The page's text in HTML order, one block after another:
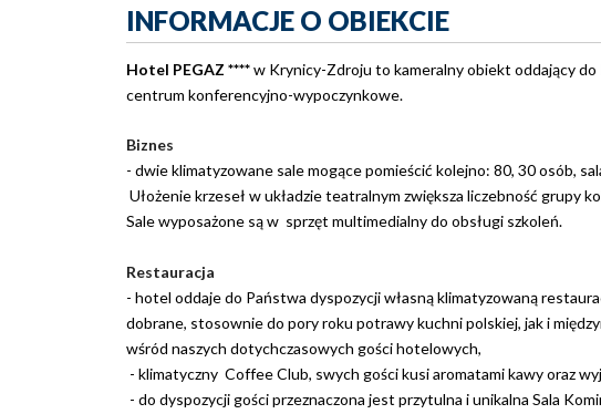
INFORMACJE O OBIEKCIE
Hotel PEGAZ ****w Krynicy-Zdroju to kameralny obiekt oddający
centrum konferencyjno-wypoczynkowe.
Biznes
- dwie klimatyzowane sale mogące pomieścić kolejno: 80, 30 osób,
Ułożenie krzeseł w układzie teatralnym zwiększa liczebność grupy
Sale wyposażone są w sprzęt multimedialny do obsługi szkoleń.
Restauracja
- hotel oddaje do Państwa dyspozycji własną klimatyzowaną
dobrane, stosownie do pory roku potrawy kuchni polskiej, jak i
wśród naszych dotychczasowych gości hotelowych,
- klimatyczny Coffee Club, swych gości kusi aromatami kawy oraz
- do dyspozycji gości przeznaczona jest przytulna i unikalna Sala